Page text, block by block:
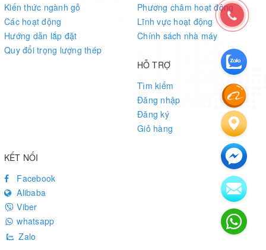
Kiến thức ngành gỗ
Các hoạt động
Hướng dẫn lắp đặt
Quy đổi trọng lượng thép
Phương châm hoạt động
Lĩnh vực hoạt động
Chính sách nhà máy
HỖ TRỢ
Tìm kiếm
Đăng nhập
Đăng ký
Giỏ hàng
KẾT NỐI
Facebook
Alibaba
Viber
whatsapp
Zalo